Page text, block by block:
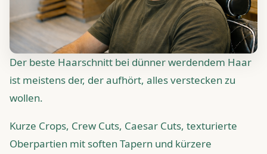
Der beste Haarschnitt bei dünner werdendem Haar
ist meistens der, der aufhört, alles verstecken zu
wollen.
Kurze Crops, Crew Cuts, Caesar Cuts, texturierte
Oberpartien mit soften Tapern und kürzere